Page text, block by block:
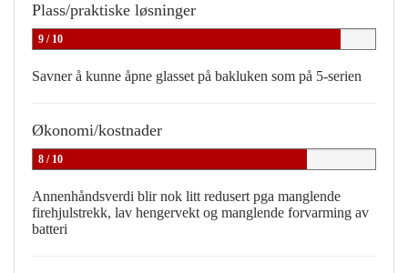
Plass/praktiske løsninger
9 / 10
Savner å kunne åpne glasset på bakluken som på 5-serien
Økonomi/kostnader
8 / 10
Annenhåndsverdi blir nok litt redusert pga manglende
firehjulstrekk, lav hengervekt og manglende forvarming av
batteri